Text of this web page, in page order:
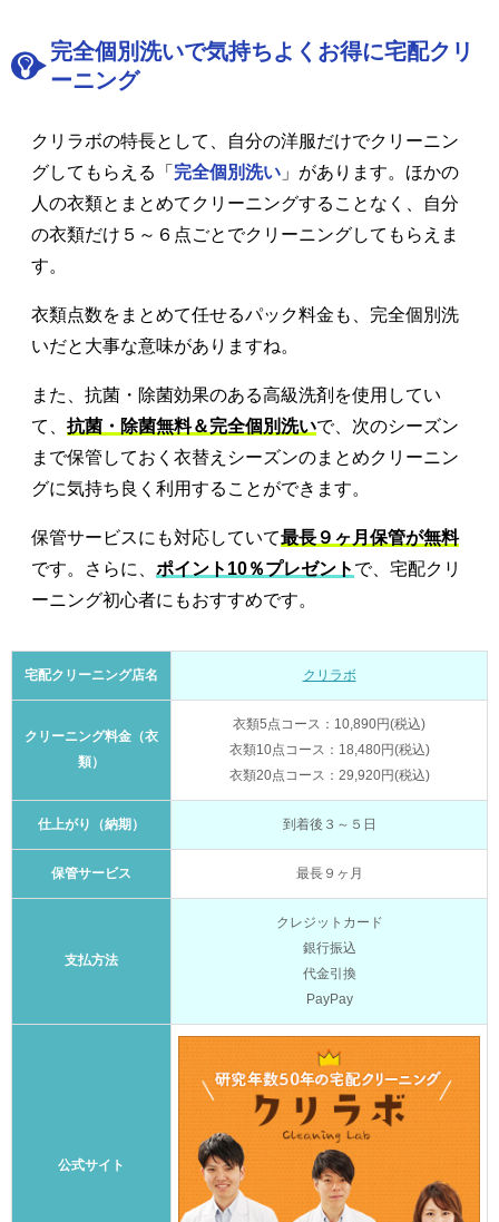
完全個別洗いで気持ちよくお得に宅配クリ
ーニング
クリラボの特長として、自分の洋服だけでクリーニン
グしてもらえる「 完全個別洗い 」があります。ほかの
人の衣類とまとめてクリーニングすることなく、自分
の衣類だけ５～６点ごとでクリーニングしてもらえま
す。
衣類点数をまとめて任せるパック料金も、完全個別洗
いだと大事な意味がありますね。
また、抗菌・除菌効果のある高級洗剤を使用してい
て、 抗菌・除菌無料＆完全個別洗いで、次のシーズン
まで保管しておく衣替えシーズンのまとめクリーニン
グに気持ち良く利用することができます。
保管サービスにも対応していて最長９ヶ月保管が無料
です。さらに、 ポイント10％プレゼント で、宅配クリ
ーニング初心者にもおすすめです。
宅配クリーニング店名 クリラボ
クリーニング料金（衣
類）
衣類5点コース：10,890円(税込)
衣類10点コース：18,480円(税込)
衣類20点コース：29,920円(税込)
仕上がり（納期） 到着後３～５日
保管サービス 最長９ヶ月
支払方法
クレジットカード
銀行振込
代金引換
PayPay
公式サイト